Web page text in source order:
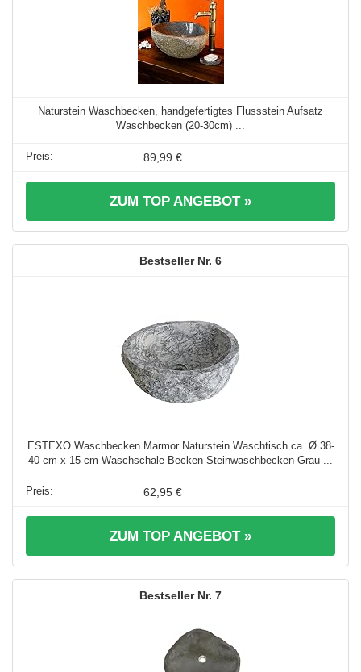
Naturstein Waschbecken, handgefertigtes Flussstein Aufsatz
Waschbecken (20-30cm) ...
89,99 €
ZUM TOP ANGEBOT »
6
ESTEXO Waschbecken Marmor Naturstein Waschtisch ca. Ø 38-
40 cm x 15 cm Waschschale Becken Steinwaschbecken Grau ...
62,95 €
ZUM TOP ANGEBOT »
7